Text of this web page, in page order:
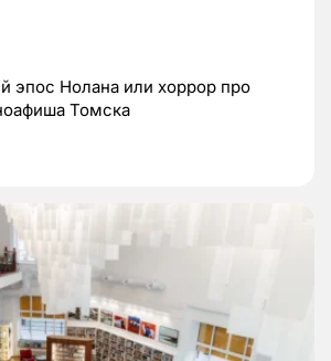
эпос Нолана или хоррор про
Томска